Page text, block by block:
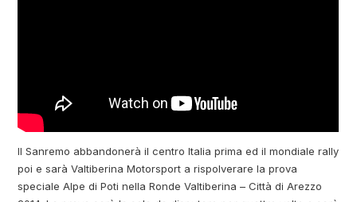
Il Sanremo abbandonerà il centro Italia prima ed il mondiale rally
poi e sarà Valtiberina Motorsport a rispolverare la prova
speciale Alpe di Poti nella Ronde Valtiberina – Città di Arezzo